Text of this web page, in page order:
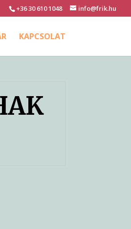
+36 30 610 1048 info@frik.hu
KAPCSOLAT